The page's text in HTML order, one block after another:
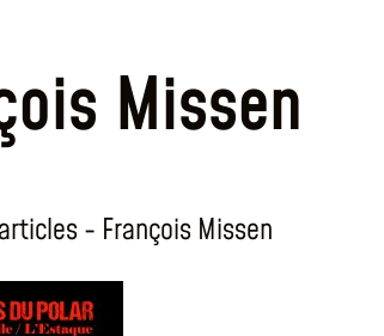
Missen
- François Missen